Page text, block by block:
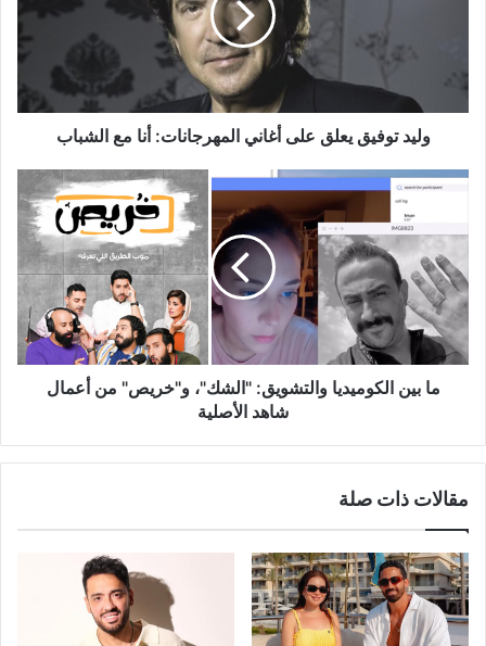
مع
الشباب
وليد توفيق يعلق على أغاني المهرجانات: أنا مع الشباب
ما
والتشويق:
"الشك"،
و"خريص"
من
أعمال
شاهد
الأصليةما بين الكوميديا والتشويق: "الشك"، و"خريص" من أعمال
شاهد الأصلية
مقالات ذات صلة